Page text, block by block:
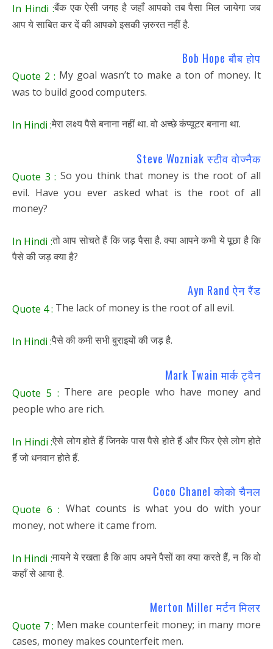
In Hindi :बैंक एक ऐसी जगह है जहाँ आपको तब पैसा मिल जायेगा जब
आप ये साबित कर दें की आपको इसकी ज़रुरत नहीं है.
Bob Hope बौब होप
Quote 2 : My goal wasn’t to make a ton of money. It
was to build good computers.
In Hindi :मेरा लक्ष्य पैसे बनाना नहीं था. वो अच्छे कंप्यूटर बनाना था.
Steve Wozniak स्टीव वोज्नैक
Quote 3 : So you think that money is the root of all
evil. Have you ever asked what is the root of all
money?
In Hindi :तो आप सोचते हैं कि जड़ पैसा है. क्या आपने कभी ये पूछा है कि
पैसे की जड़ क्या है?
Ayn Rand ऐन रैंड
Quote 4 : The lack of money is the root of all evil.
In Hindi :पैसे की कमी सभी बुराइयों की जड़ है.
Mark Twain मार्क ट्वैन
Quote 5 : There are people who have money and
people who are rich.
In Hindi :ऐसे लोग होते हैं जिनके पास पैसे होते हैं और फिर ऐसे लोग होते
हैं जो धनवान होते हैं.
Coco Chanel कोको चैनल
Quote 6 : What counts is what you do with your
money, not where it came from.
In Hindi :मायने ये रखता है कि आप अपने पैसों का क्या करते हैं, न कि वो
कहाँ से आया है.
Merton Miller मर्टन मिलर
Quote 7 : Men make counterfeit money; in many more
cases, money makes counterfeit men.